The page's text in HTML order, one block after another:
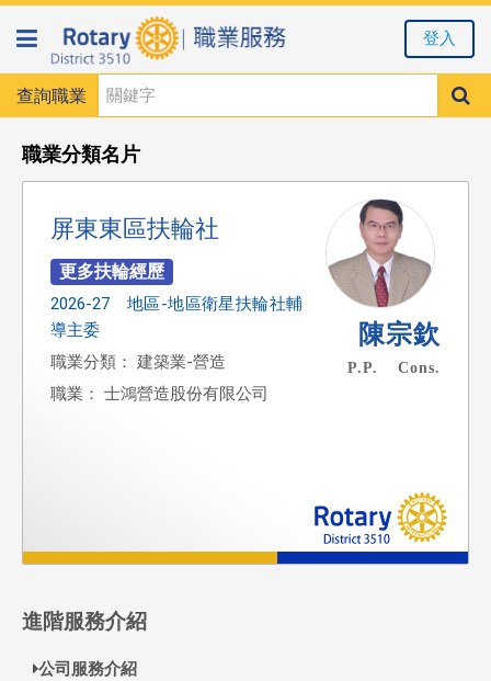
查詢職業
登入
職業分類名片
屏東東區扶輪社
2026-27 地區-地區衛星扶輪社輔
導主委
職業分類： 建築業-營造
職業： 士鴻營造股份有限公司
陳宗欽
P.P. Cons.
進階服務介紹
公司服務介紹